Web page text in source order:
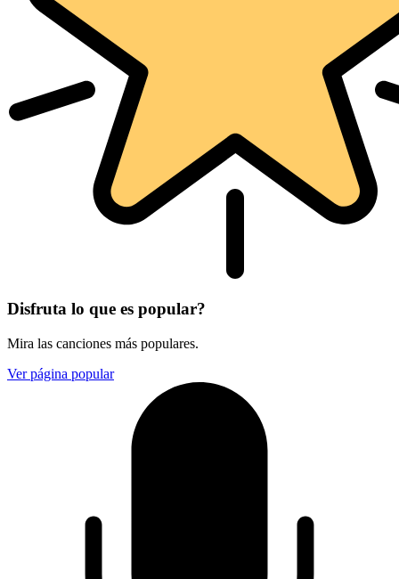
Disfruta lo que es popular?
Mira las canciones más populares.
Ver página popular